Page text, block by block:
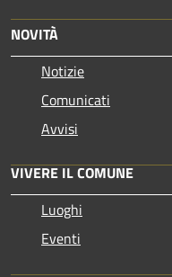
NOVITÀ
Notizie
Comunicati
Avvisi
VIVERE IL COMUNE
Luoghi
Eventi